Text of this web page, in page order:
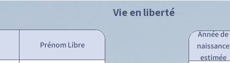
Vie en liberté
Prénom Libre
Année de
naissance
estimée